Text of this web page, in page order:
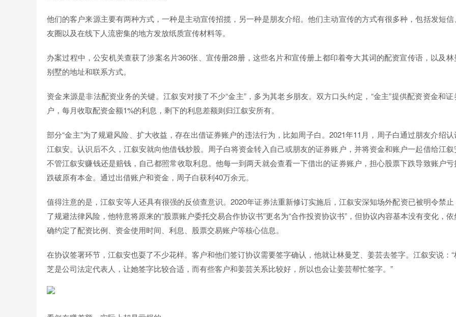
他们的客户来源主要有两种方式，一种是主动宣传招揽，另一种是朋友介绍。他们主动宣传的方式有很多种，包括发短信
友圈以及在线下人流密集的地方发放纸质宣传材料等。
办案过程中，公安机关查获了涉案名片360张、宣传册28册，这些名片和宣传册上都印着夸大其词的配资宣传语，以及林
别墅的地址和联系方式。
资金来源是非法配资业务的关键。江叙安对接了不少“金主”，多为其老乡朋友。双方口头约定，“金主”提供配资资金和证
户，每月收取配资金额1%的利息，剩下的利息差额则归江叙安所有。
部分“金主”为了规避风险、扩大收益，存在出借证券账户的违法行为，比如周子白。2021年11月，周子白通过朋友介绍认
江叙安。认识后不久，江叙安就向他借钱炒股。周子白将资金转入自己或朋友的证券账户，并将资金和账户一起借给江叙
不管江叙安赚钱还是赔钱，自己都照常收取利息。他每一到两天就会查看一下借出的证券账户，担心股票下跌导致账户亏
跌破原有本金。通过出借账户和资金，周子白获利40万余元。
值得注意的是，江叙安等人还具有很强的反侦查意识。2020年证券法重新修订实施后，江叙安深知场外配资已被明令禁止
了规避法律风险，他特意将原来的“股票账户委托交易合作协议书”更名为“合作投资协议书”，但协议内容基本没有变化，依
确约定了配资比例、资金使用时间、利息、股票交易账户等核心信息。
在协议签署环节，江叙安也耍了不少花样。客户和他们签订协议需要签字确认，他就让林曼芝、姜芸去签字。江叙安说：“
芝是公司法定代表人，让她签字比较合适，而有些客户和姜芸关系比较好，所以也会让姜芸帮忙签字。”